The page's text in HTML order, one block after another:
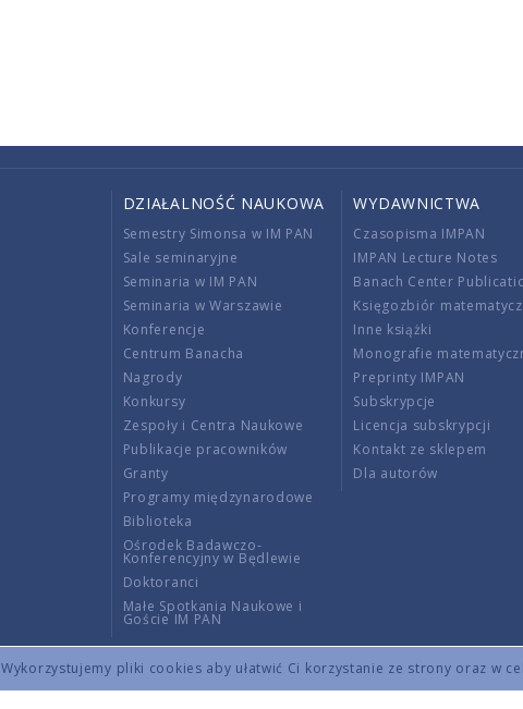
Wykorzystujemy pliki cookies aby ułatwić Ci korzystanie ze strony oraz w
DZIAŁALNOŚĆ NAUKOWA
Semestry Simonsa w IM PAN
Sale seminaryjne
Seminaria w IM PAN
Seminaria w Warszawie
Konferencje
Centrum Banacha
Nagrody
Konkursy
Zespoły i Centra Naukowe
Publikacje pracowników
Granty
Programy międzynarodowe
Biblioteka
Ośrodek Badawczo-
Konferencyjny w Będlewie
Doktoranci
Małe Spotkania Naukowe i
Goście IM PAN
WYDAWNICTWA
Czasopisma IMPAN
IMPAN Lecture Notes
Banach Center
Księgozbiór
Inne książki
Monografie
Preprinty IMPAN
Subskrypcje
Licencja subskrypcji
Kontakt ze sklepem
Dla autorów